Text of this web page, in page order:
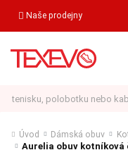
Naše prodejny
Úvod Dámská obuv
Aurelia obuv kotníková